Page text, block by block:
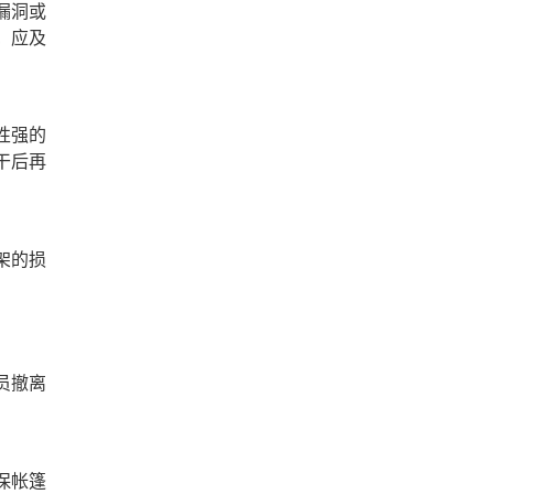
洞或
应及
强的
后再
的损
撤离
帐篷